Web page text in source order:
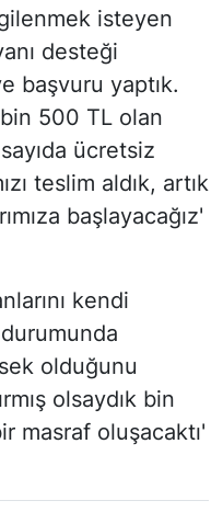
isteyen
desteği
başvuru yaptık.
500 TL olan
ücretsiz
teslim aldık, artık
başlayacağız'
kendi
durumunda
olduğunu
olsaydık bin
masraf oluşacaktı'